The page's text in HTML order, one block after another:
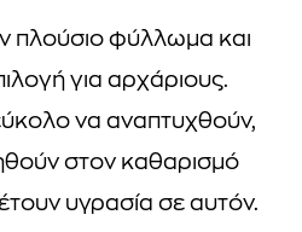
πλούσιο φύλλωμα και
για αρχάριους.
να αναπτυχθούν,
στον καθαρισμό
υγρασία σε αυτόν.